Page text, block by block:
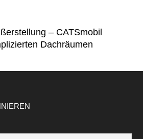
– CATSmobil
Dachräumen